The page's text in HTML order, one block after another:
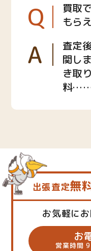
Q
買取
もら
A
査定
関し
き取
料
出張査定無
お気軽に
お
営業時間